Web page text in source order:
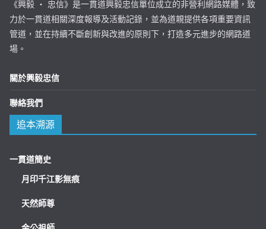
《興毅 ‧ 忠信》是一貫道興毅忠信單位成立的非營利網路媒體，致
力於一貫道相關深度報導及活動記錄，並為道親提供各項重要資訊
管道，並在持續不斷創新與改進的原則下，打造多元進步的網路道
場。
關於興毅忠信
聯絡我們
追本溯源
一貫道簡史
月印千江影無痕
天然師尊